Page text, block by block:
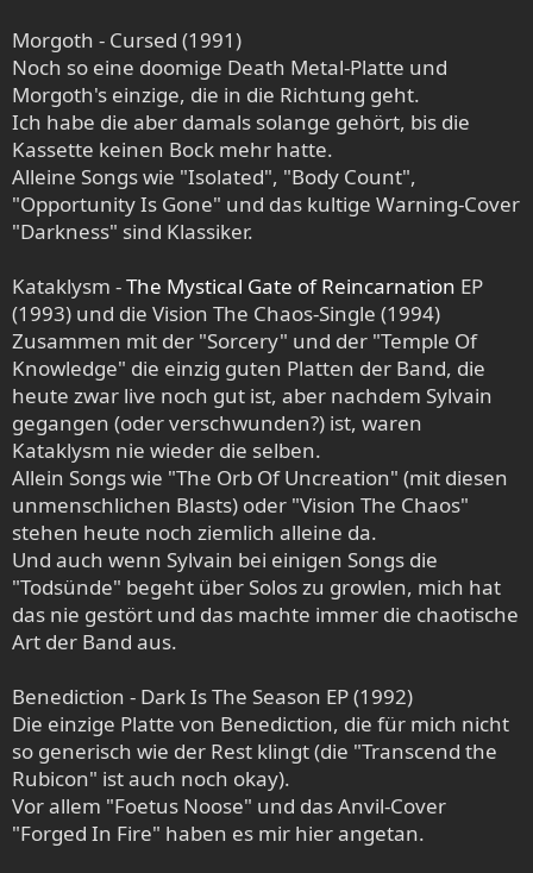
Morgoth - Cursed (1991)
Noch so eine doomige Death Metal-Platte und
Morgoth's einzige, die in die Richtung geht.
Ich habe die aber damals solange gehört, bis die
Kassette keinen Bock mehr hatte.
Alleine Songs wie "Isolated", "Body Count",
"Opportunity Is Gone" und das kultige Warning-Cover
"Darkness" sind Klassiker.
Kataklysm -The Mystical Gate of Reincarnation EP
(1993) und die Vision The Chaos-Single (1994)
Zusammen mit der "Sorcery" und der "Temple Of
Knowledge" die einzig guten Platten der Band, die
heute zwar live noch gut ist, aber nachdem Sylvain
gegangen (oder verschwunden?) ist, waren
Kataklysm nie wieder die selben.
Allein Songs wie "The Orb Of Uncreation" (mit diesen
unmenschlichen Blasts) oder "Vision The Chaos"
stehen heute noch ziemlich alleine da.
Und auch wenn Sylvain bei einigen Songs die
"Todsünde" begeht über Solos zu growlen, mich hat
das nie gestört und das machte immer die chaotische
Art der Band aus.
Benediction - Dark Is The Season EP (1992)
Die einzige Platte von Benediction, die für mich nicht
so generisch wie der Rest klingt (die "Transcend the
Rubicon" ist auch noch okay).
Vor allem "Foetus Noose" und das Anvil-Cover
"Forged In Fire" haben es mir hier angetan.